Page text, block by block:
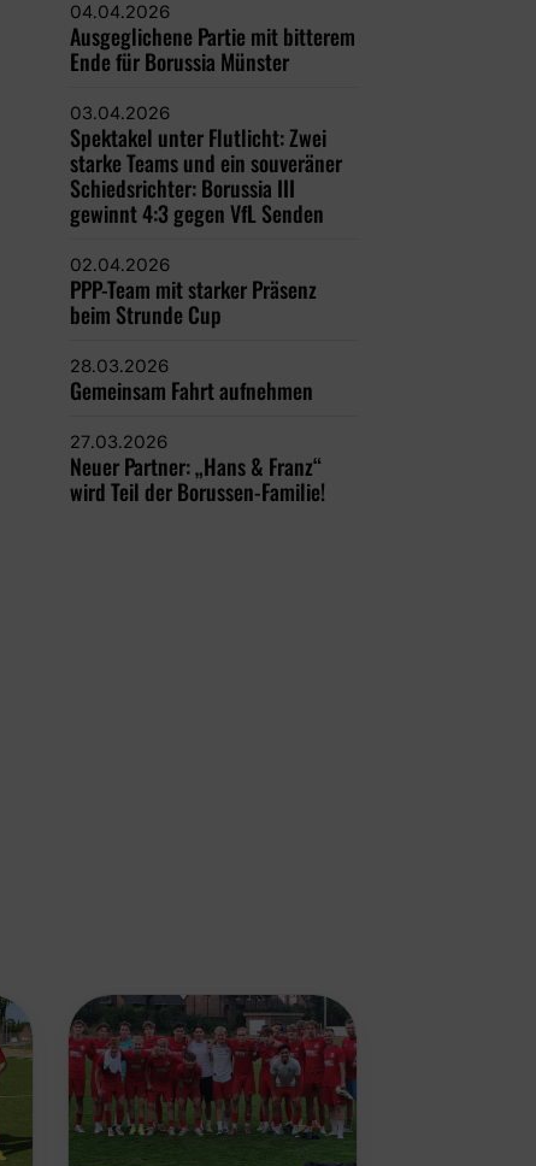
04.04.2026
Ausgeglichene Partie mit bitterem
Ende für Borussia Münster
03.04.2026
Spektakel unter Flutlicht: Zwei
starke Teams und ein souveräner
Schiedsrichter: Borussia III
gewinnt 4:3 gegen VfL Senden
02.04.2026
PPP-Team mit starker Präsenz
beim Strunde Cup
28.03.2026
Gemeinsam Fahrt aufnehmen
27.03.2026
Neuer Partner: „Hans & Franz“
wird Teil der Borussen-Familie!